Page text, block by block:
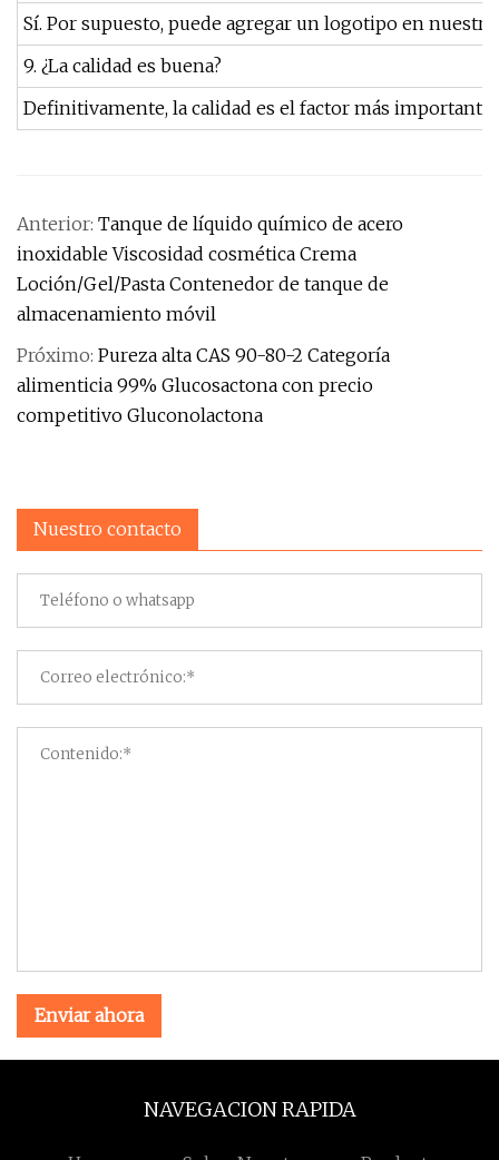
Sí. Por supuesto, puede agregar un logotipo en
9. ¿La calidad es buena?
Definitivamente, la calidad es el factor más
Anterior: Tanque de líquido químico de acero
inoxidable Viscosidad cosmética Crema
Loción/Gel/Pasta Contenedor de tanque de
almacenamiento móvil
Próximo: Pureza alta CAS 90-80-2 Categoría
alimenticia 99% Glucosactona con precio
competitivo Gluconolactona
Nuestro contacto
Enviar ahora
NAVEGACION RAPIDA